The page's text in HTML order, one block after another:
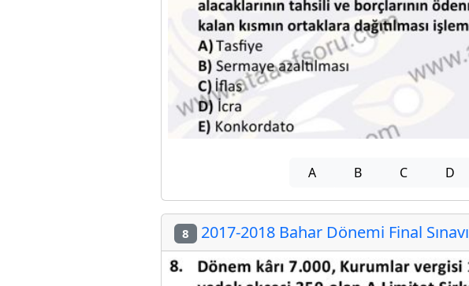
A B C D
8 2017-2018 Bahar Dönemi Final Sınavı